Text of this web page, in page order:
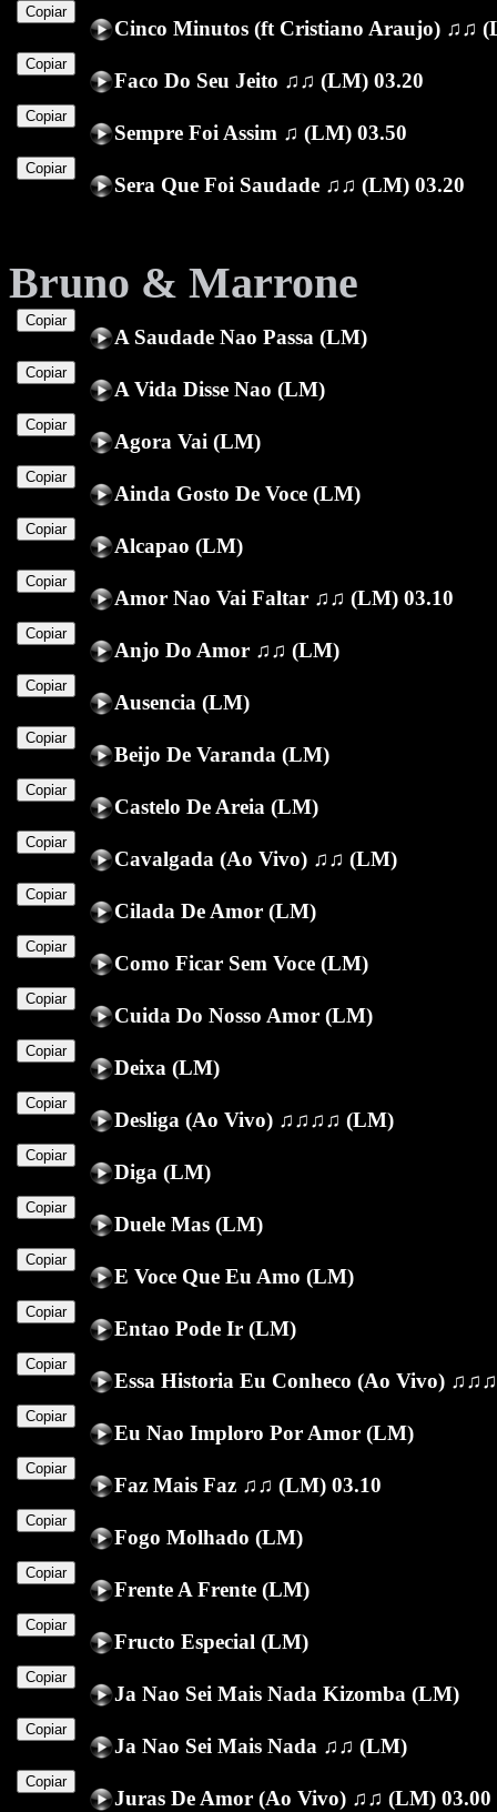
Cinco Minutos (ft Cristiano Araujo) ♫♫
Copiar
Faco Do Seu Jeito ♫♫ (LM) 03.20
Copiar
Sempre Foi Assim ♫ (LM) 03.50
Copiar
Sera Que Foi Saudade ♫♫ (LM) 03.20
Copiar
Bruno & Marrone
A Saudade Nao Passa (LM)
Copiar
A Vida Disse Nao (LM)
Copiar
Agora Vai (LM)
Copiar
Ainda Gosto De Voce (LM)
Copiar
Alcapao (LM)
Copiar
Amor Nao Vai Faltar ♫♫ (LM) 03.10
Copiar
Anjo Do Amor ♫♫ (LM)
Copiar
Ausencia (LM)
Copiar
Beijo De Varanda (LM)
Copiar
Castelo De Areia (LM)
Copiar
Cavalgada (Ao Vivo) ♫♫ (LM)
Copiar
Cilada De Amor (LM)
Copiar
Como Ficar Sem Voce (LM)
Copiar
Cuida Do Nosso Amor (LM)
Copiar
Deixa (LM)
Copiar
Desliga (Ao Vivo) ♫♫♫♫ (LM)
Copiar
Diga (LM)
Copiar
Duele Mas (LM)
Copiar
E Voce Que Eu Amo (LM)
Copiar
Entao Pode Ir (LM)
Copiar
Essa Historia Eu Conheco (Ao Vivo)
Copiar
Eu Nao Imploro Por Amor (LM)
Copiar
Faz Mais Faz ♫♫ (LM) 03.10
Copiar
Fogo Molhado (LM)
Copiar
Frente A Frente (LM)
Copiar
Fructo Especial (LM)
Copiar
Ja Nao Sei Mais Nada Kizomba (LM)
Copiar
Ja Nao Sei Mais Nada ♫♫ (LM)
Copiar
Juras De Amor (Ao Vivo) ♫♫ (LM) 03.00
Copiar